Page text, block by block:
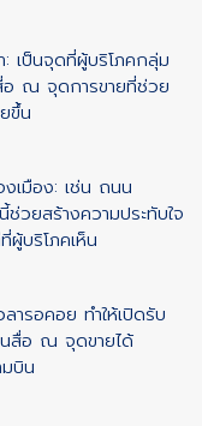
: เป็นจุดที่ผู้บริโภคกลุ่ม
อ ณ จุดการขายที่ช่วย
ขึ้น
เมือง: เช่น ถนน
วยสร้างความประทับใจ
บริโภคเห็น
ารอคอย ทำให้เปิดรับ
นสื่อ ณ จุดขายได้
บิน